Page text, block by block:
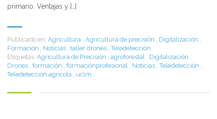
primario. Ventajas y […]
Publicado en: Agricultura , Agricultura de precisión , Digitalización ,
Formación , Noticias , taller drones , Teledetección
Etiquetas: Agricultura de Precisión , agroforestal , Digitalización ,
Drones , formación , formaciónprofesional , Noticias , Teledetección ,
Teledetección agrícola , uclm